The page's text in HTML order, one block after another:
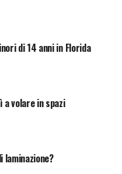
di 14 anni in Florida
a volare in spazi
laminazione?